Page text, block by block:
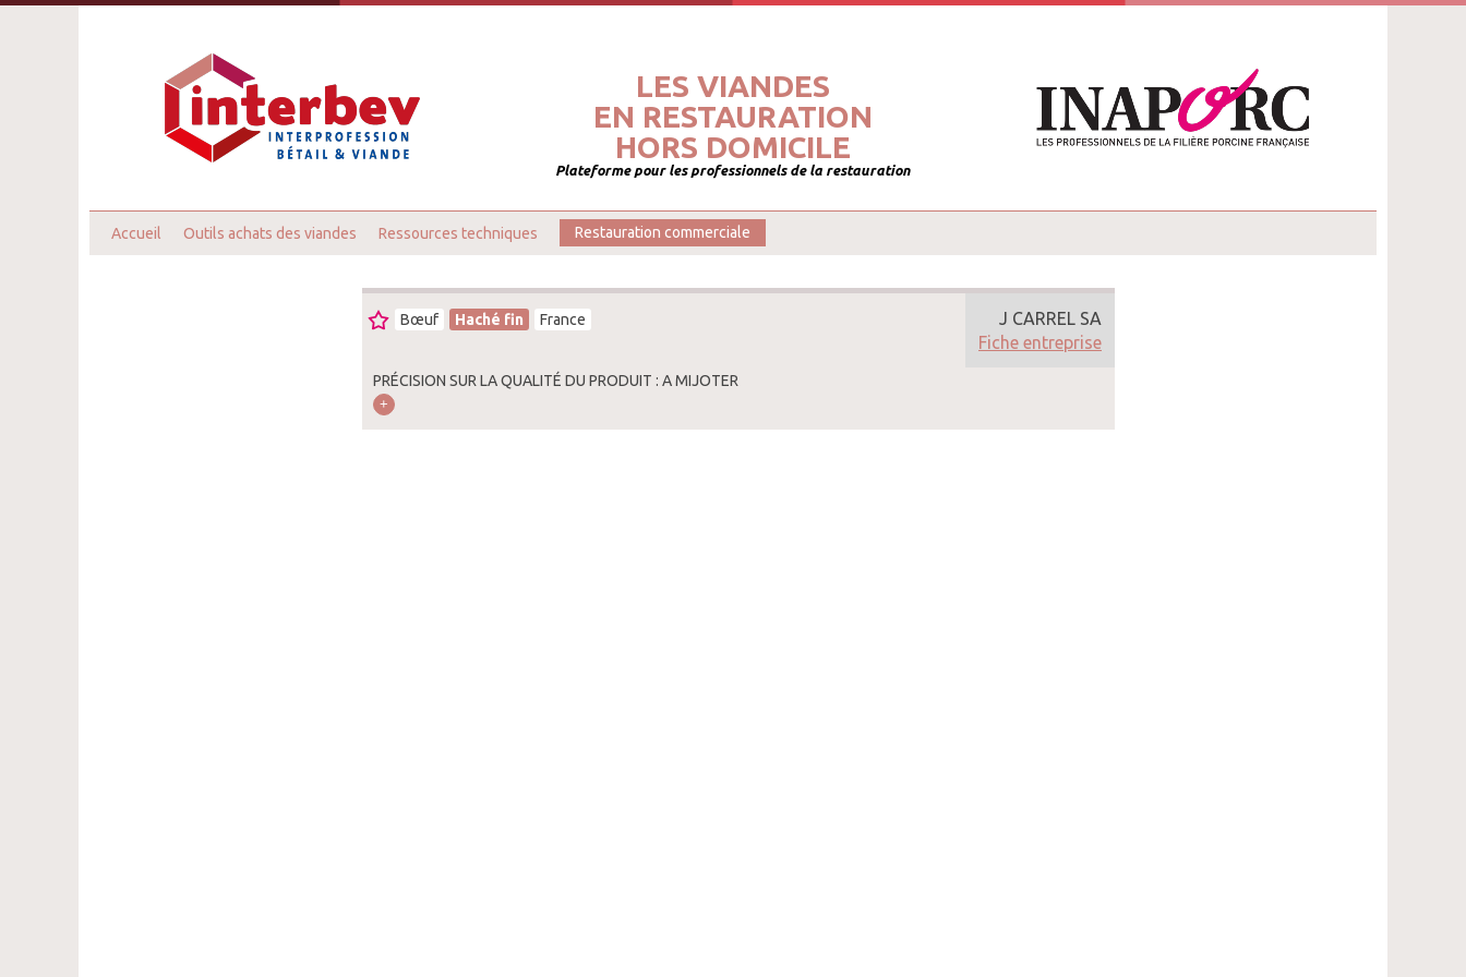
LES VIANDES
EN RESTAURATION
HORS DOMICILE
Plateforme pour les professionnels de la restauration
Accueil Outils achats des viandes Ressources techniques Restauration commerciale
Bœuf Haché fin France
PRÉCISION SUR LA QUALITÉ DU PRODUIT : A MIJOTER
J CARREL SA
Fiche entreprise